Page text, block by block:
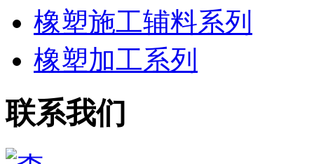
橡塑施工辅料系列
橡塑加工系列
联系我们